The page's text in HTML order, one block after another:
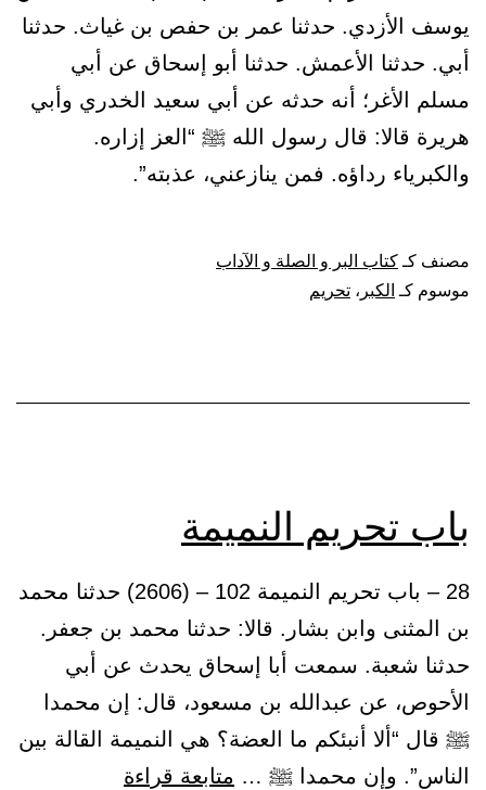
يوسف الأزدي. حدثنا عمر بن حفص بن غياث. حدثنا
أبي. حدثنا الأعمش. حدثنا أبو إسحاق عن أبي
مسلم الأغر؛ أنه حدثه عن أبي سعيد الخدري وأبي
هريرة قالا: قال رسول الله ﷺ “العز إزاره.
والكبرياء رداؤه. فمن ينازعني، عذبته”.
مصنف كـكتاب البر و الصلة و الآداب
موسوم كـ الكبر ، تحريم
باب تحريم النميمة
28 – باب تحريم النميمة 102 – (2606) حدثنا محمد
بن المثنى وابن بشار. قالا: حدثنا محمد بن جعفر.
حدثنا شعبة. سمعت أبا إسحاق يحدث عن أبي
الأحوص، عن عبدالله بن مسعود، قال: إن محمدا
ﷺ قال “ألا أنبئكم ما العضة؟ هي النميمة القالة بين
الناس”. وإن محمدا ﷺ … متابعة قراءة